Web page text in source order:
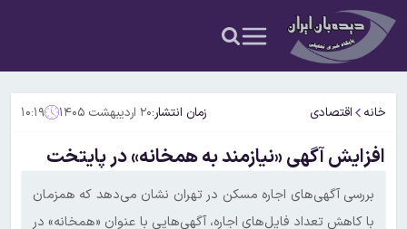
خانه اقتصادی زمان انتشار:۲۰ اردیبهشت ۱۴۰۵ ۱۰:۱۹
افزایش آگهی «نیازمند به همخانه» در پایتخت
بررسی آگهی‌های اجاره مسکن در تهران نشان می‌دهد که همزمان
با کاهش تعداد فایل‌های اجاره، آگهی‌هایی با عنوان «همخانه» در